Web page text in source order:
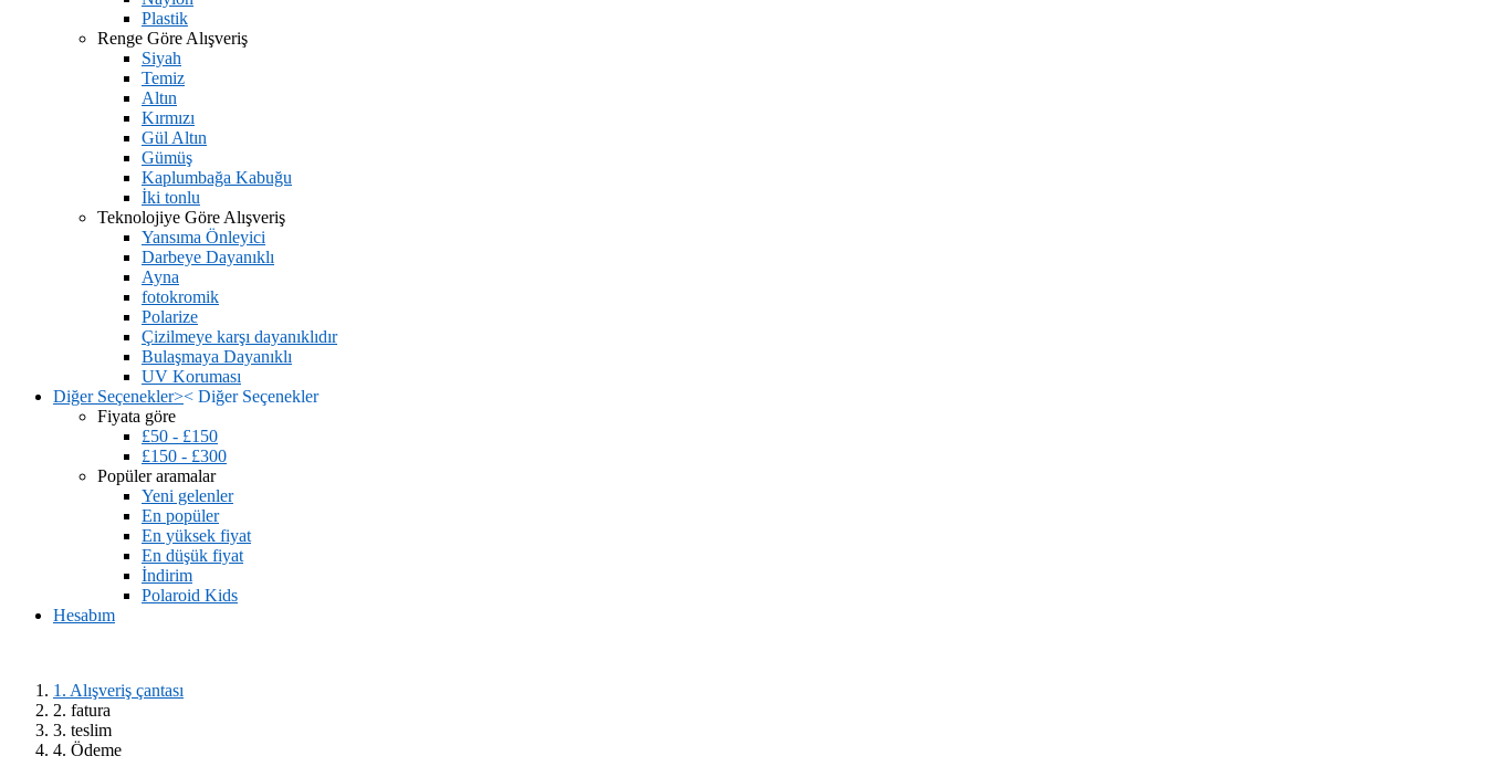
Plastik
Renge Göre Alışveriş
Siyah
Temiz
Altın
Kırmızı
Gül Altın
Gümüş
Kaplumbağa Kabuğu
İki tonlu
Teknolojiye Göre Alışveriş
Yansıma Önleyici
Darbeye Dayanıklı
Ayna
fotokromik
Polarize
Çizilmeye karşı dayanıklıdır
Bulaşmaya Dayanıklı
UV Koruması
Diğer Seçenekler>< Diğer Seçenekler
Fiyata göre
£50 - £150
£150 - £300
Popüler aramalar
Yeni gelenler
En popüler
En yüksek fiyat
En düşük fiyat
İndirim
Polaroid Kids
Hesabım
1. Alışveriş çantası
2. fatura
3. teslim
4. Ödeme